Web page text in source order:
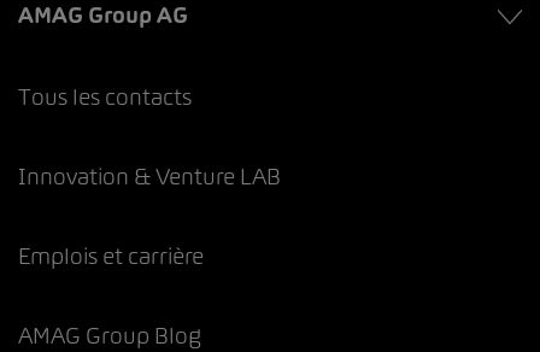
AMAG Group AG
Tous les contacts
Innovation & Venture LAB
Emplois et carrière
AMAG Group Blog